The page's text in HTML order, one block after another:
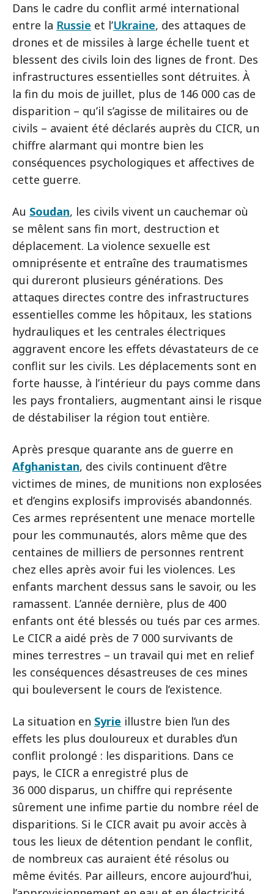
Dans le cadre du conflit armé international
entre la Russie et l’Ukraine, des attaques de
drones et de missiles à large échelle tuent et
blessent des civils loin des lignes de front. Des
infrastructures essentielles sont détruites. À
la fin du mois de juillet, plus de 146 000 cas de
disparition – qu’il s’agisse de militaires ou de
civils – avaient été déclarés auprès du CICR, un
chiffre alarmant qui montre bien les
conséquences psychologiques et affectives de
cette guerre.
Au Soudan, les civils vivent un cauchemar où
se mêlent sans fin mort, destruction et
déplacement. La violence sexuelle est
omniprésente et entraîne des traumatismes
qui dureront plusieurs générations. Des
attaques directes contre des infrastructures
essentielles comme les hôpitaux, les stations
hydrauliques et les centrales électriques
aggravent encore les effets dévastateurs de ce
conflit sur les civils. Les déplacements sont en
forte hausse, à l’intérieur du pays comme dans
les pays frontaliers, augmentant ainsi le risque
de déstabiliser la région tout entière.
Après presque quarante ans de guerre en
Afghanistan, des civils continuent d’être
victimes de mines, de munitions non explosées
et d’engins explosifs improvisés abandonnés.
Ces armes représentent une menace mortelle
pour les communautés, alors même que des
centaines de milliers de personnes rentrent
chez elles après avoir fui les violences. Les
enfants marchent dessus sans le savoir, ou les
ramassent. L’année dernière, plus de 400
enfants ont été blessés ou tués par ces armes.
Le CICR a aidé près de 7 000 survivants de
mines terrestres – un travail qui met en relief
les conséquences désastreuses de ces mines
qui bouleversent le cours de l’existence.
La situation en Syrie illustre bien l’un des
effets les plus douloureux et durables d’un
conflit prolongé : les disparitions. Dans ce
pays, le CICR a enregistré plus de
36 000 disparus, un chiffre qui représente
sûrement une infime partie du nombre réel de
disparitions. Si le CICR avait pu avoir accès à
tous les lieux de détention pendant le conflit,
de nombreux cas auraient été résolus ou
même évités. Par ailleurs, encore aujourd’hui,